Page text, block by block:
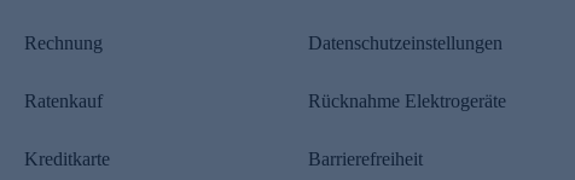
Rechnung
Ratenkauf
Kreditkarte
Datenschutzeinstellungen
Rücknahme Elektrogeräte
Barrierefreiheit